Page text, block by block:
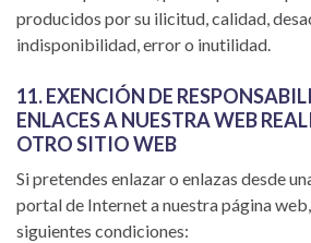
producidos por su ilicitud, calidad,
indisponibilidad, error o inutilidad.
11. EXENCIÓN DE
ENLACES A NUESTRA WEB
OTRO SITIO WEB
Si pretendes enlazar o enlazas desde
portal de Internet a nuestra página
siguientes condiciones: